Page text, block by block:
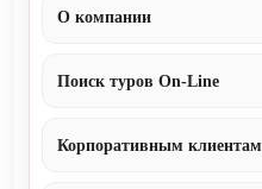
О компании
Поиск туров On-Line
Корпоративным клиентам